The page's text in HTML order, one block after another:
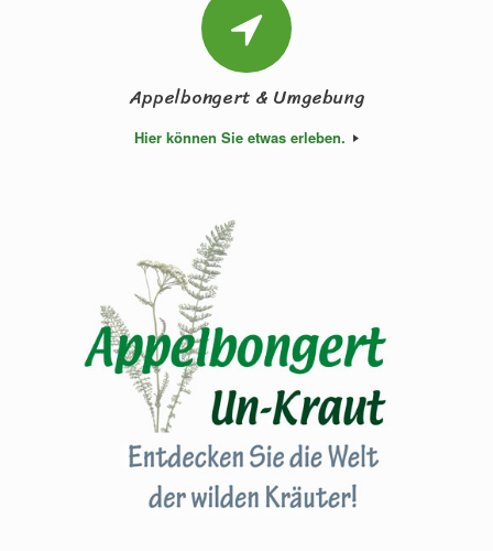
Appelbongert & Umgebung
Hier können Sie etwas erleben.